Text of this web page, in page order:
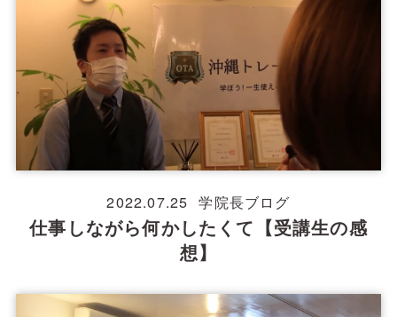
2022.07.25 学院長ブログ
仕事しながら何かしたくて【受講生の感
想】